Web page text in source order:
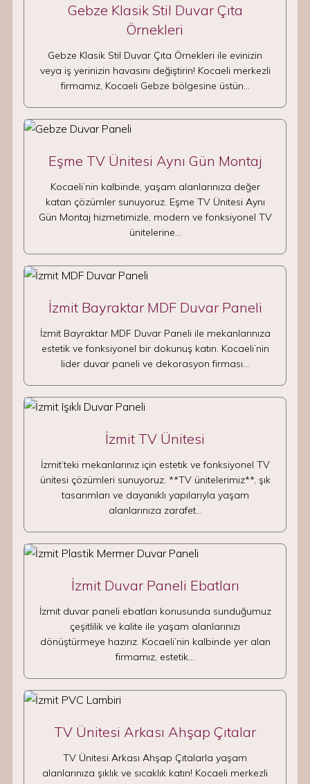
Gebze Klasik Stil Duvar Çıta
Örnekleri
Gebze Klasik Stil Duvar Çıta Örnekleri ile evinizin
veya iş yerinizin havasını değiştirin! Kocaeli merkezli
firmamız, Kocaeli Gebze bölgesine üstün…
Eşme TV Ünitesi Aynı Gün Montaj
Kocaeli’nin kalbinde, yaşam alanlarınıza değer
katan çözümler sunuyoruz. Eşme TV Ünitesi Aynı
Gün Montaj hizmetimizle, modern ve fonksiyonel TV
ünitelerine…
İzmit Bayraktar MDF Duvar Paneli
İzmit Bayraktar MDF Duvar Paneli ile mekanlarınıza
estetik ve fonksiyonel bir dokunuş katın. Kocaeli’nin
lider duvar paneli ve dekorasyon firması…
İzmit TV Ünitesi
İzmit’teki mekanlarınız için estetik ve fonksiyonel TV
ünitesi çözümleri sunuyoruz. **TV ünitelerimiz**, şık
tasarımları ve dayanıklı yapılarıyla yaşam
alanlarınıza zarafet…
İzmit Duvar Paneli Ebatları
İzmit duvar paneli ebatları konusunda sunduğumuz
çeşitlilik ve kalite ile yaşam alanlarınızı
dönüştürmeye hazırız. Kocaeli’nin kalbinde yer alan
firmamız, estetik…
TV Ünitesi Arkası Ahşap Çıtalar
TV Ünitesi Arkası Ahşap Çıtalarla yaşam
alanlarınıza şıklık ve sıcaklık katın! Kocaeli merkezli